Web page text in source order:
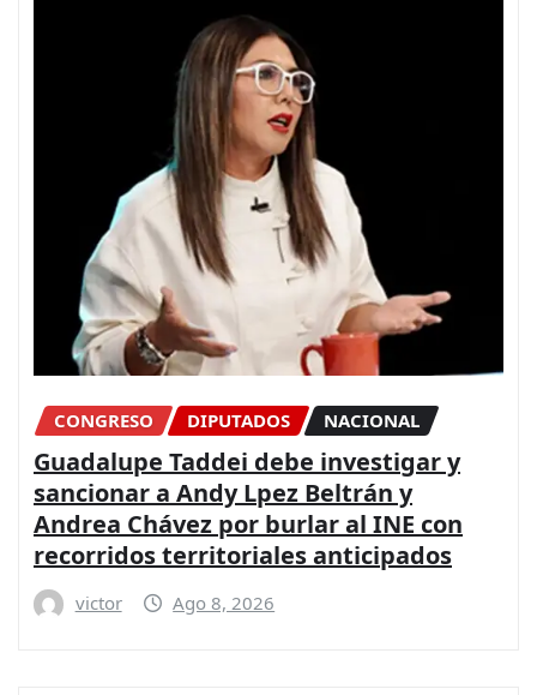
CONGRESO DIPUTADOS NACIONAL
Guadalupe Taddei debe investigar y
sancionar a Andy Lpez Beltrán y
Andrea Chávez por burlar al INE con
recorridos territoriales anticipados
victor Ago 8, 2026